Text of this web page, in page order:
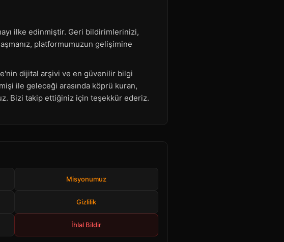
ilke edinmiştir. Geri bildirimlerinizi,
platformumuzun gelişimine
dijital arşivi ve en güvenilir bilgi
ile geleceği arasında köprü kuran,
Bizi takip ettiğiniz için teşekkür ederiz.
Misyonumuz
Gizlilik
İhlal Bildir